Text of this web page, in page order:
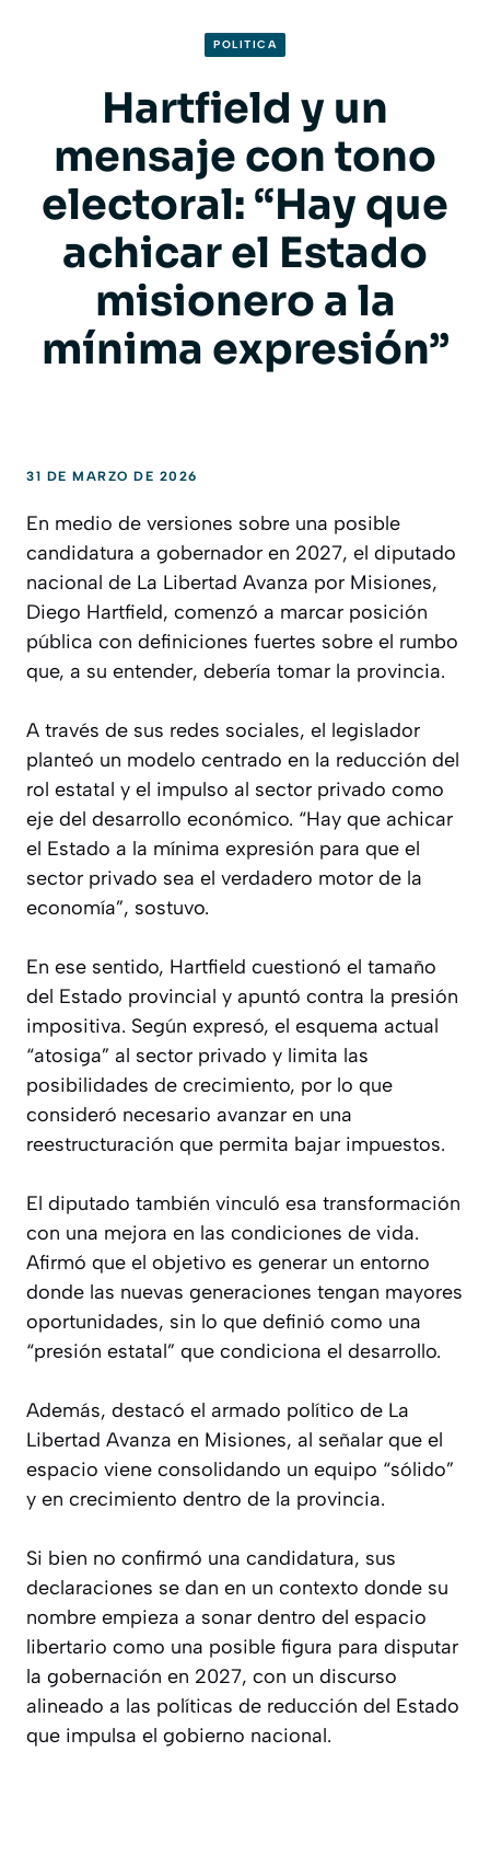
POLITICA
Hartfield y un
mensaje con tono
electoral: “Hay que
achicar el Estado
misionero a la
mínima expresión”
31 DE MARZO DE 2026
En medio de versiones sobre una posible
candidatura a gobernador en 2027, el diputado
nacional de La Libertad Avanza por Misiones,
Diego Hartfield, comenzó a marcar posición
pública con definiciones fuertes sobre el rumbo
que, a su entender, debería tomar la provincia.
A través de sus redes sociales, el legislador
planteó un modelo centrado en la reducción del
rol estatal y el impulso al sector privado como
eje del desarrollo económico. “Hay que achicar
el Estado a la mínima expresión para que el
sector privado sea el verdadero motor de la
economía”, sostuvo.
En ese sentido, Hartfield cuestionó el tamaño
del Estado provincial y apuntó contra la presión
impositiva. Según expresó, el esquema actual
“atosiga” al sector privado y limita las
posibilidades de crecimiento, por lo que
consideró necesario avanzar en una
reestructuración que permita bajar impuestos.
El diputado también vinculó esa transformación
con una mejora en las condiciones de vida.
Afirmó que el objetivo es generar un entorno
donde las nuevas generaciones tengan mayores
oportunidades, sin lo que definió como una
“presión estatal” que condiciona el desarrollo.
Además, destacó el armado político de La
Libertad Avanza en Misiones, al señalar que el
espacio viene consolidando un equipo “sólido”
y en crecimiento dentro de la provincia.
Si bien no confirmó una candidatura, sus
declaraciones se dan en un contexto donde su
nombre empieza a sonar dentro del espacio
libertario como una posible figura para disputar
la gobernación en 2027, con un discurso
alineado a las políticas de reducción del Estado
que impulsa el gobierno nacional.